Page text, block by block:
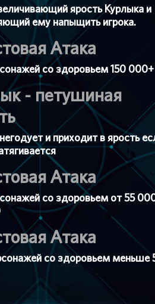
ярость Курлыка и
ему напыщить игрока.
Атака
со здоровьем 150 000+
- петушиная
и приходит в ярость
Атака
со здоровьем от 55
Атака
со здоровьем меньше